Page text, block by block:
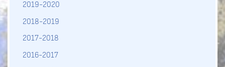
2019-2020
2018-2019
2017-2018
2016-2017